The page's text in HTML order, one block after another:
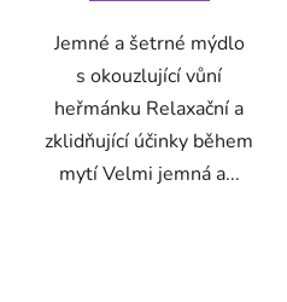
Jemné a šetrné mýdlo
s okouzlující vůní
heřmánku Relaxační a
zklidňující účinky během
mytí Velmi jemná a...